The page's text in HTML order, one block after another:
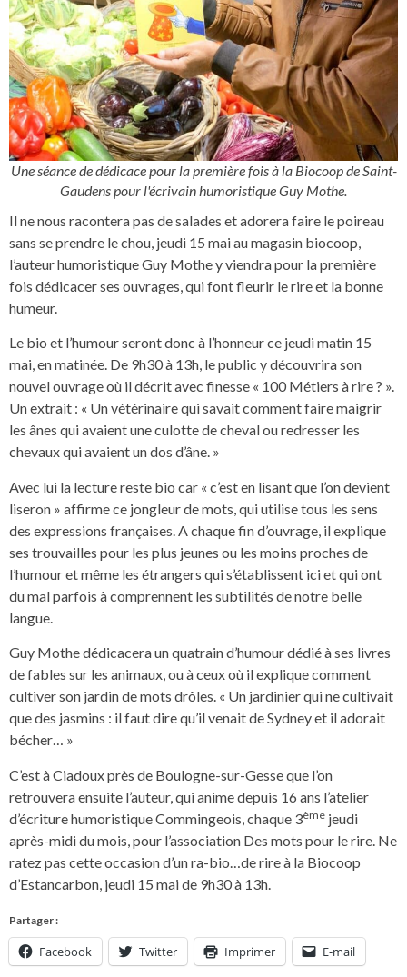
Une séance de dédicace pour la première fois à la Biocoop de Saint-
Gaudens pour l'écrivain humoristique Guy Mothe.
Il ne nous racontera pas de salades et adorera faire le poireau
sans se prendre le chou, jeudi 15 mai au magasin biocoop,
l’auteur humoristique Guy Mothe y viendra pour la première
fois dédicacer ses ouvrages, qui font fleurir le rire et la bonne
humeur.
Le bio et l’humour seront donc à l’honneur ce jeudi matin 15
mai, en matinée. De 9h30 à 13h, le public y découvrira son
nouvel ouvrage où il décrit avec finesse « 100 Métiers à rire ? ».
Un extrait : « Un vétérinaire qui savait comment faire maigrir
les ânes qui avaient une culotte de cheval ou redresser les
chevaux qui avaient un dos d’âne. »
Avec lui la lecture reste bio car « c’est en lisant que l’on devient
liseron » affirme ce jongleur de mots, qui utilise tous les sens
des expressions françaises. A chaque fin d’ouvrage, il explique
ses trouvailles pour les plus jeunes ou les moins proches de
l’humour et même les étrangers qui s’établissent ici et qui ont
du mal parfois à comprennent les subtilités de notre belle
langue.
Guy Mothe dédicacera un quatrain d’humour dédié à ses livres
de fables sur les animaux, ou à ceux où il explique comment
cultiver son jardin de mots drôles. « Un jardinier qui ne cultivait
que des jasmins : il faut dire qu’il venait de Sydney et il adorait
bécher… »
C’est à Ciadoux près de Boulogne-sur-Gesse que l’on
retrouvera ensuite l’auteur, qui anime depuis 16 ans l’atelier
d’écriture humoristique Commingeois, chaque 3ème jeudi
après-midi du mois, pour l’association Des mots pour le rire. Ne
ratez pas cette occasion d’un ra-bio…de rire à la Biocoop
d’Estancarbon, jeudi 15 mai de 9h30 à 13h.
Partager :
Facebook Twitter Imprimer E-mail